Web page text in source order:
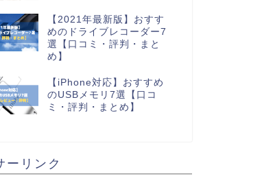
【2021年最新版】おすす
めのドライブレコーダー7
選【口コミ・評判・まと
め】
【iPhone対応】おすすめ
のUSBメモリ7選【口コ
ミ・評判・まとめ】
ーリンク